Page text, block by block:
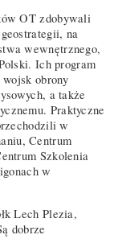
OT zdobywali
na
wewnętrznego,
Ich program
obrony
a także
Praktyczne
w
Centrum
Szkolenia
w
Lech Plezia,
dobrze